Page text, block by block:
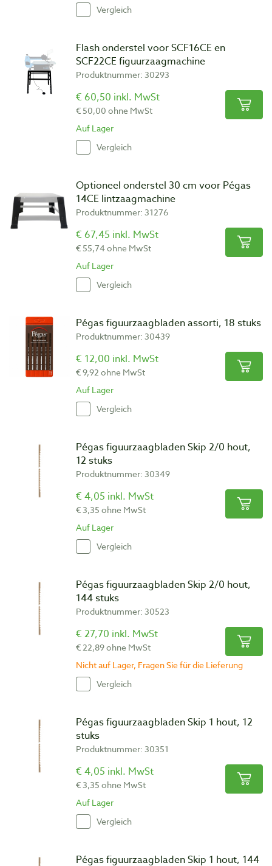
Vergleich
Flash onderstel voor SCF16CE en
SCF22CE figuurzaagmachine
Produktnummer: 30293
€ 60,50 inkl. MwSt
€ 50,00 ohne MwSt
Auf Lager
Vergleich
Optioneel onderstel 30 cm voor Pégas
14CE lintzaagmachine
Produktnummer: 31276
€ 67,45 inkl. MwSt
€ 55,74 ohne MwSt
Auf Lager
Vergleich
Pégas figuurzaagbladen assorti, 18 stuks
Produktnummer: 30439
€ 12,00 inkl. MwSt
€ 9,92 ohne MwSt
Auf Lager
Vergleich
Pégas figuurzaagbladen Skip 2/0 hout,
12 stuks
Produktnummer: 30349
€ 4,05 inkl. MwSt
€ 3,35 ohne MwSt
Auf Lager
Vergleich
Pégas figuurzaagbladen Skip 2/0 hout,
144 stuks
Produktnummer: 30523
€ 27,70 inkl. MwSt
€ 22,89 ohne MwSt
Nicht auf Lager, Fragen Sie für die Lieferung
Vergleich
Pégas figuurzaagbladen Skip 1 hout, 12
stuks
Produktnummer: 30351
€ 4,05 inkl. MwSt
€ 3,35 ohne MwSt
Auf Lager
Vergleich
Pégas figuurzaagbladen Skip 1 hout, 144